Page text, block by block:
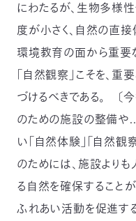
にわたるが、生物多様
度が小さく、自然の直接
環境教育の面から重要
「自然観察」こそを、
づけるべきである。 〔
のための施設の整備や
い「自然体験」「自然
のためには、施設より
る自然を確保すること
ふれあい活動を促進す